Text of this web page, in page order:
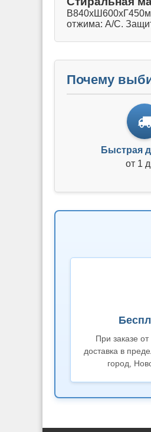
отжима: A/C.
Почему
Быстрая
от 1
При заказе
доставка в
город,